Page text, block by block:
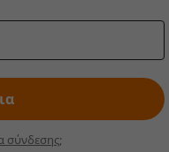
σύνδεσης;